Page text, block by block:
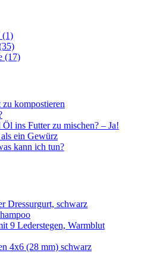
(1)
(17)
kompostieren
ins Futter zu mischen? – Ja!
ein Gewürz
kann ich tun?
Dressurgurt, schwarz
9 Lederstegen, Warmblut
4x6 (28 mm) schwarz